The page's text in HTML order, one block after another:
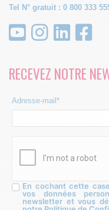
Tel N° gratuit : 0 800 333
RECEVEZ NOTRE
Adresse-mail*
En cochant cette
vos données
newsletter et vous